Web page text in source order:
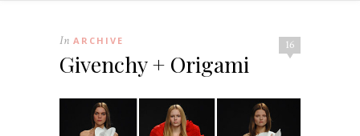
16
In ARCHIVE
Givenchy + Origami